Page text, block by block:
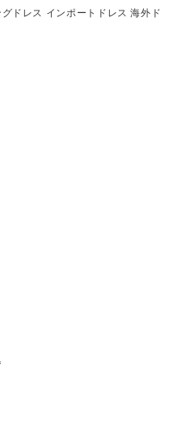
ドレス インポートドレス 海外ド